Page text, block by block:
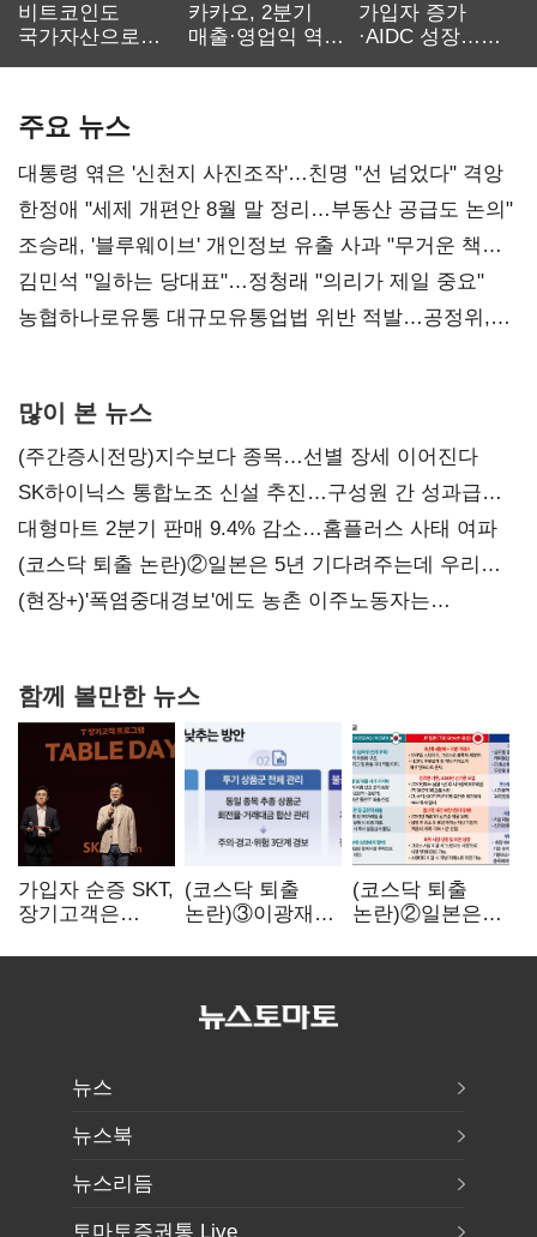
비트코인도
국가자산으로…'
카카오, 2분기
매출·영업익 역대
가입자 증가
·AIDC 성장…
주요 뉴스
대통령 엮은 '신천지 사진조작'…친명 "선 넘었다" 격앙
한정애 "세제 개편안 8월 말 정리…부동산 공급도 논의"
조승래, '블루웨이브' 개인정보 유출 사과 "무거운 책임
통감"
김민석 "일하는 당대표"…정청래 "의리가 제일 중요"
농협하나로유통 대규모유통업법 위반 적발…공정위,
많이 본 뉴스
(주간증시전망)지수보다 종목…선별 장세 이어진다
SK하이닉스 통합노조 신설 추진…구성원 간 성과급
불만 확산
대형마트 2분기 판매 9.4% 감소…홈플러스 사태 여파
(코스닥 퇴출 논란)②일본은 5년 기다려주는데 우리는
당장 퇴출?…시간만으론 부족한 코스닥 구하기
(현장+)'폭염중대경보'에도 농촌 이주노동자는
함께 볼만한 뉴스
가입자 순증 SKT,
장기고객은
챙긴다
(코스닥 퇴출
논란)③이광재
자동차 없애지는
(코스닥 퇴출
논란)②일본은
기다려주는데
뉴스
뉴스북
뉴스리듬
토마토증권통 Live